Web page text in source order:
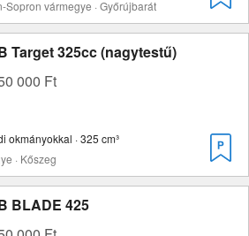
Sopron vármegye · Győrújbarát
Target 325cc (nagytestű)
000 Ft
okmányokkal · 325 cm³
· Kőszeg
BLADE 425